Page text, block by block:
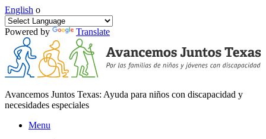
English o
Powered by Translate
Avancemos Juntos Texas: Ayuda para niños con discapacidad y
necesidades especiales
Menu